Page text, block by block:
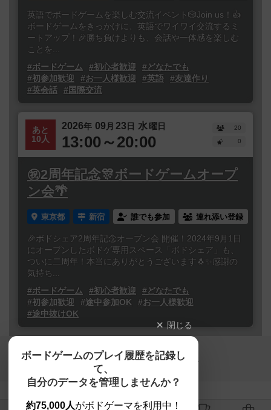
英語でボードゲームを楽しむ交流イベント🎲Join us！👍
ボードゲームをきっかけに、英語でワイワイ交流するミ
ートアップ！🎉勝ち負けよりも、会話や一体感を楽しむ
ことを...
#ボードゲーム
#初心者歓迎
#どなたでも
#初参加歓迎
#お一人様歓迎 #英語
#友達作り
#英会話
#国際交流
あと
10人
2026年 09 月 23日 水曜日
13:00～20:00
20
0
㊗️2周年記念🎊ボードゲームオープ
ン会🌴
東京都 新宿 誰でも参加 連れ添い登録
🎉ボドシェア2周年記念オープン会 開催！2024年9月1日
にオープンしたボドゲ専用スペース「ボドシェア」も、
ついに二周年！本当にありがとうございます🐧✨感謝の
気持ち...
#ボードゲーム
#初心者歓迎
#どなたでも
#初参加歓迎
#途中参加OK
#お一人様歓迎
#途中抜けOK
閉じる
ボードゲームのプレイ履歴を記録し
て、
自分のデータを管理しませんか？
約75,000人がボドゲーマを利用中！
【ボドゲーマ】ボードゲームの総合情報サイト